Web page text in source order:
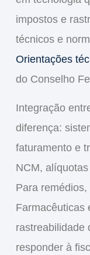
impostos e
técnicos e
Orientações
do Conselho
Integração
diferença:
faturamento e
NCM,
Para remédios,
Farmacêuticas
rastreabilidade
responder à